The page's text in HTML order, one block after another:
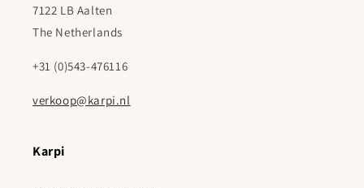
7122 LB Aalten
The Netherlands
+31 (0)543-476116
verkoop@karpi.nl
Karpi